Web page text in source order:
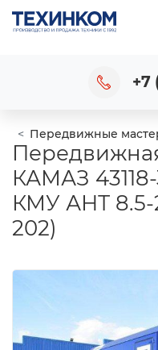
+7
Передвижные
КАМАЗ
КМУ АНТ 8.5-
202)